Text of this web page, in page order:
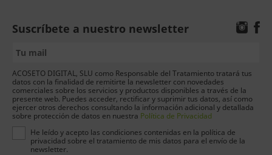
Suscríbete a nuestro newsletter
ACOSETO DIGITAL, SLU como Responsable del Tratamiento tratará tus
datos con la finalidad de remitirte la newsletter con novedades
comerciales sobre los servicios y productos disponibles a través de la
presente web. Puedes acceder, rectificar y suprimir tus datos, así como
ejercer otros derechos consultando la información adicional y detallada
sobre protección de datos en nuestra Política de Privacidad
He leído y acepto las condiciones contenidas en la política de
privacidad sobre el tratamiento de mis datos para el envío de la
newsletter.